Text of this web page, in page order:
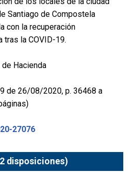
Santiago de Compostela
con la recuperación
tras la COVID-19.
Hacienda
de 26/08/2020, p. 36468 a
27076
disposiciones)